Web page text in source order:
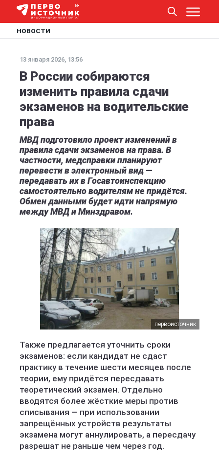
НОВОСТИ
13 января 2026, 13:56
В России собираются
изменить правила сдачи
экзаменов на водительские
права
МВД подготовило проект изменений в
правила сдачи экзаменов на права. В
частности, медсправки планируют
перевести в электронный вид —
передавать их в Госавтоинспекцию
самостоятельно водителям не придётся.
Обмен данными будет идти напрямую
между МВД и Минздравом.
первоисточник
Также предлагается уточнить сроки
экзаменов: если кандидат не сдаст
практику в течение шести месяцев после
теории, ему придётся пересдавать
теоретический экзамен. Отдельно
вводятся более жёсткие меры против
списывания — при использовании
запрещённых устройств результаты
экзамена могут аннулировать, а пересдачу
разрешат не раньше чем через год.